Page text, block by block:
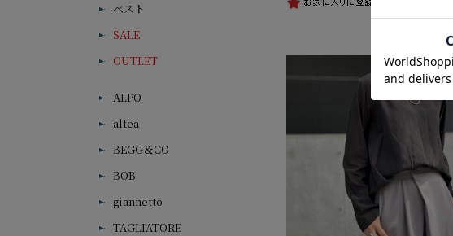
ベスト
SALE
OUTLET
ALPO
altea
BEGG＆CO
BOB
giannetto
TAGLIATORE